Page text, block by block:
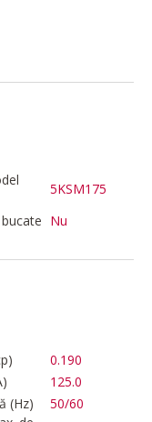
5KSM175
Nu
0.190
125.0
(Hz)
50/60